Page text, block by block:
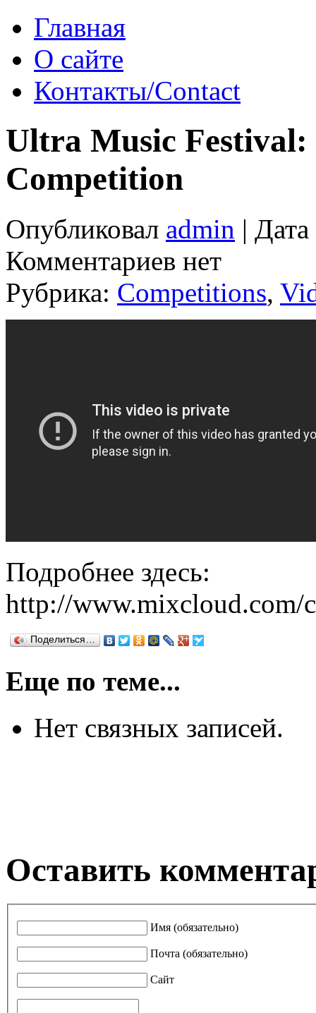
Главная
О сайте
Контакты/Contact
Ultra Music
Competition
Опубликовал admin |
Комментариев нет
Рубрика: Competitions,
Подробнее здесь:
http://
Поделиться…
Еще по теме...
Нет связных записей.
Оставить
Имя (обязательно)
Почта (обязательно)
Сайт